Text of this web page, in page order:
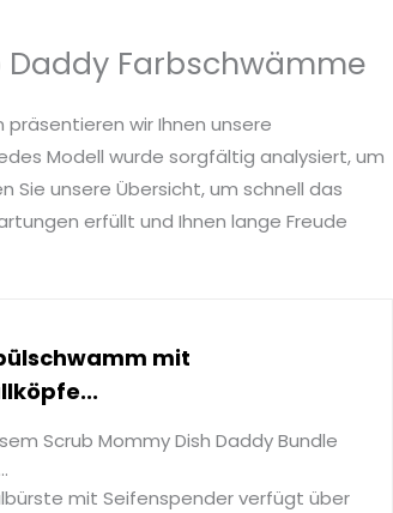
Daddy Farbschwämme
wir Ihnen unsere
Modell wurde sorgfältig analysiert, um
Sie unsere Übersicht, um schnell das
erfüllt und Ihnen lange Freude
mit
Scrub Mommy Dish Daddy Bundle
mit Seifenspender verfügt über